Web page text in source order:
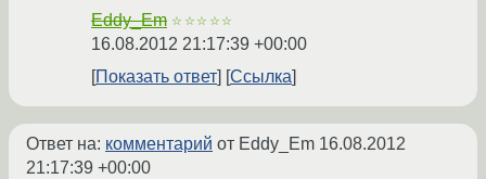
Eddy_Em ☆☆☆☆☆
16.08.2012 21:17:39 +00:00
Показать ответ
Ссылка
Ответ на: комментарий от Eddy_Em 16.08.2012
21:17:39 +00:00